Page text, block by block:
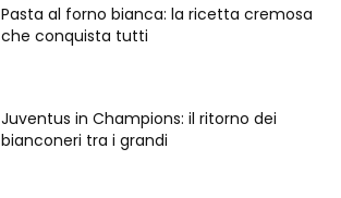
Pasta al forno bianca: la ricetta cremosa
che conquista tutti
Juventus in Champions: il ritorno dei
bianconeri tra i grandi